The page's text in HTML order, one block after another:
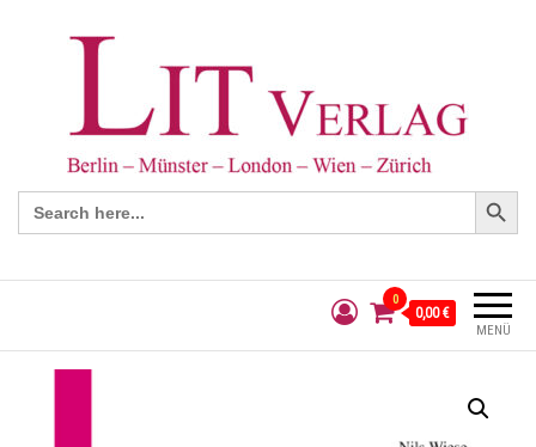
Search
for:
Search Button
MENÜ
0
0,00 €